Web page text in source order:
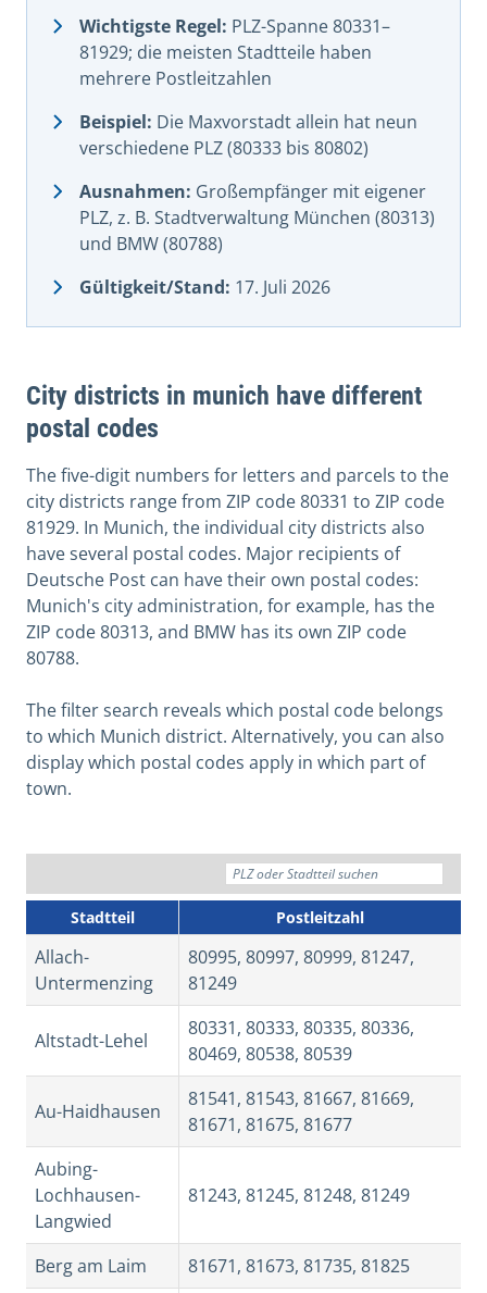
Wichtigste Regel: PLZ-Spanne 80331–
81929; die meisten Stadtteile haben
mehrere Postleitzahlen
Beispiel: Die Maxvorstadt allein hat neun
verschiedene PLZ (80333 bis 80802)
Ausnahmen: Großempfänger mit eigener
PLZ, z. B. Stadtverwaltung München (80313)
und BMW (80788)
Gültigkeit/Stand: 17. Juli 2026
City districts in munich have different
postal codes
The five-digit numbers for letters and parcels to the
city districts range from ZIP code 80331 to ZIP code
81929. In Munich, the individual city districts also
have several postal codes. Major recipients of
Deutsche Post can have their own postal codes:
Munich's city administration, for example, has the
ZIP code 80313, and BMW has its own ZIP code
80788.
The filter search reveals which postal code belongs
to which Munich district. Alternatively, you can also
display which postal codes apply in which part of
town.
Stadtteil Postleitzahl
Allach-
Untermenzing
80995, 80997, 80999, 81247,
81249
Altstadt-Lehel
80331, 80333, 80335, 80336,
80469, 80538, 80539
Au-Haidhausen
81541, 81543, 81667, 81669,
81671, 81675, 81677
Aubing-
Lochhausen-
Langwied
81243, 81245, 81248, 81249
Berg am Laim 81671, 81673, 81735, 81825